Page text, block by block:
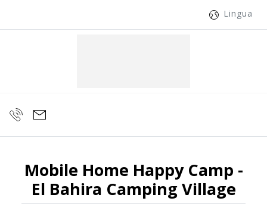
Lingua
Mobile Home Happy Camp -
El Bahira Camping Village